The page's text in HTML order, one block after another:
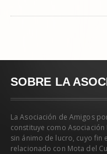
SOBRE LA
La Asociación de Amigos
constituye como
sin ánimo de lucro, cuyo fin
relacionado con Mota del